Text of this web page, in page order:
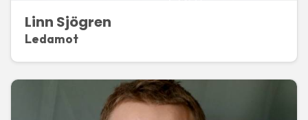
Linn Sjögren
Ledamot